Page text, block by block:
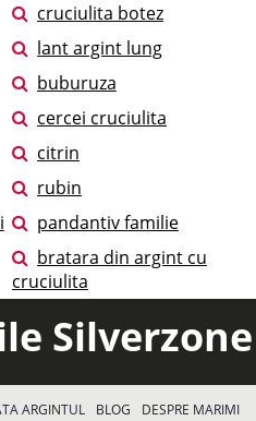
cruciulita botez
lant argint lung
buburuza
cercei cruciulita
citrin
rubin
pandantiv familie
bratara din argint cu
cruciulita
Silverzone
ARGINTUL BLOG
DESPRE MARIMI